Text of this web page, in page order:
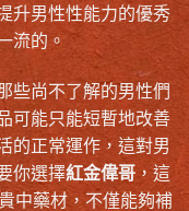
升男性性能力的優秀
流的。
些尚不了解的男性們
可能只能短暫地改善
的正常運作，這對男
你選擇紅金偉哥 ，這
中藥材，不僅能夠補